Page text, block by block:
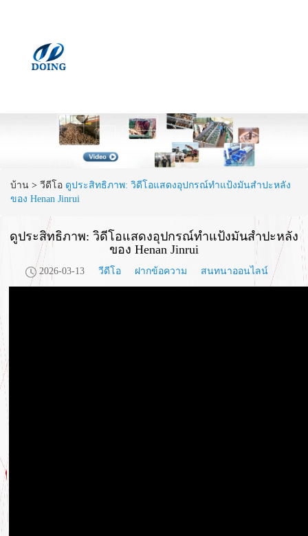
บ้าน > วีดีโอ ​ดูประสิทธิภาพ: วิดีโอแสดงอุปกรณ์ทำแป้งมันสำปะหลัง
ของ Henan Jinrui
​ดูประสิทธิภาพ: วิดีโอแสดงอุปกรณ์ทำแป้งมันสำปะหลัง
ของ Henan Jinrui
2026-03-13 วีดีโอ ฝากข้อความ สนทนาออนไลน์